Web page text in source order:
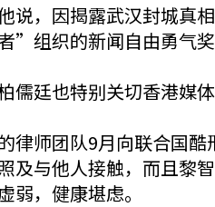
说，因揭露武汉封城真
”组织的新闻自由勇气奖
儒廷也特别关切香港媒
律师团队9月向联合国
及与他人接触，而且黎
弱，健康堪虑。